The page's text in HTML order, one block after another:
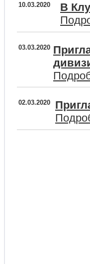
10.03.2020
В
03.03.2020
02.03.2020